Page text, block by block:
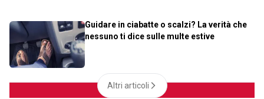
Guidare in ciabatte o scalzi? La verità che
nessuno ti dice sulle multe estive
Altri articoli